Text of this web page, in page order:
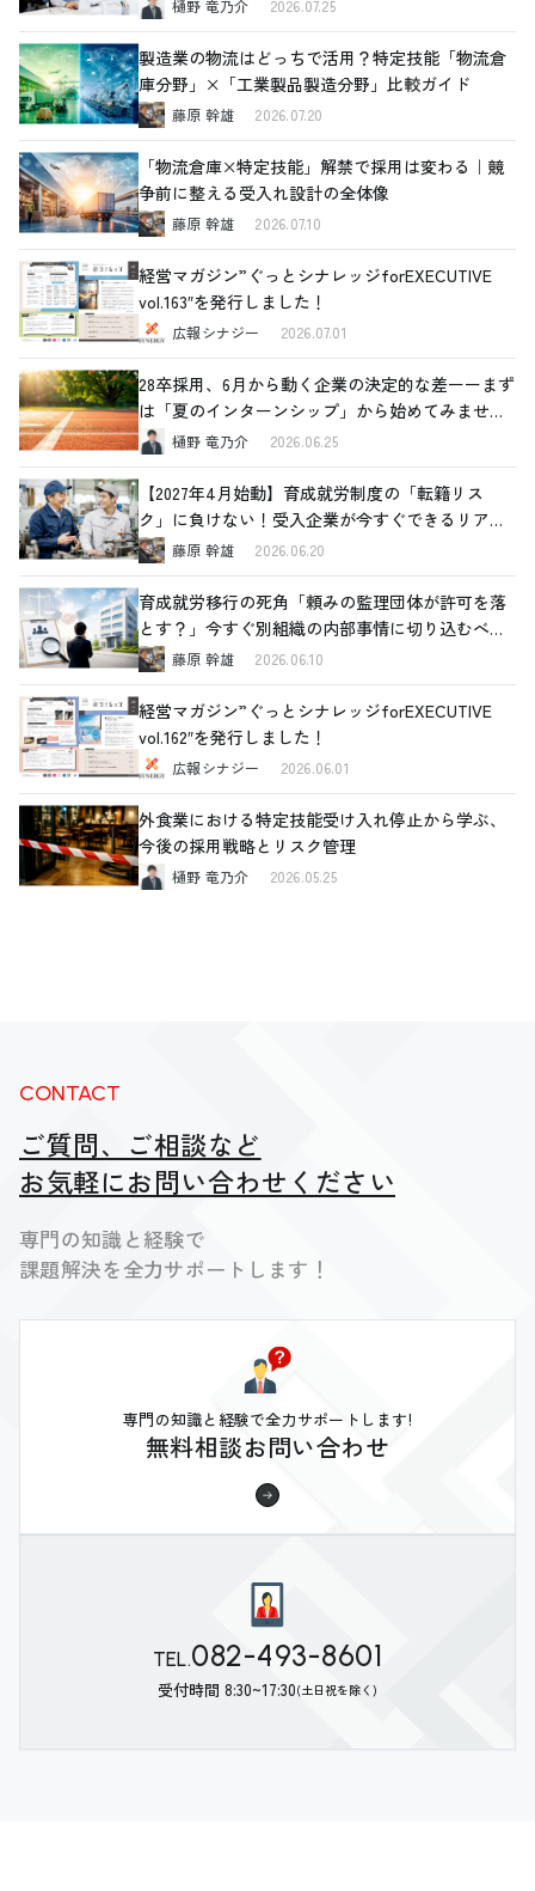
樋野 竜乃介 2026.07.25
製造業の物流はどっちで活用？特定技能「物流倉
庫分野」×「工業製品製造分野」比較ガイド
藤原 幹雄 2026.07.20
「物流倉庫×特定技能」解禁で採用は変わる｜競
争前に整える受入れ設計の全体像
藤原 幹雄 2026.07.10
経営マガジン”ぐっとシナレッジforEXECUTIVE
vol.163″を発行しました！
広報シナジー 2026.07.01
28卒採用、6月から動く企業の決定的な差ーーまず
は「夏のインターンシップ」から始めてみません
か
樋野 竜乃介 2026.06.25
【2027年4月始動】育成就労制度の「転籍リス
ク」に負けない！受入企業が今すぐできるリアル
な対策藤原 幹雄 2026.06.20
育成就労移行の死角「頼みの監理団体が許可を落
とす？」今すぐ別組織の内部事情に切り込むべき
理由と、確認すべき4つの重要ポイント
藤原 幹雄 2026.06.10
経営マガジン”ぐっとシナレッジforEXECUTIVE
vol.162″を発行しました！
広報シナジー 2026.06.01
外食業における特定技能受け入れ停止から学ぶ、
今後の採用戦略とリスク管理
樋野 竜乃介 2026.05.25
CONTACT
ご質問、ご相談など
お気軽にお問い合わせください
専門の知識と経験で
課題解決を全力サポートします！
TEL.082-493-8601
受付時間 8:30~17:30(土日祝を除く)
専門の知識と経験で全力サポートします!
無料相談お問い合わせ